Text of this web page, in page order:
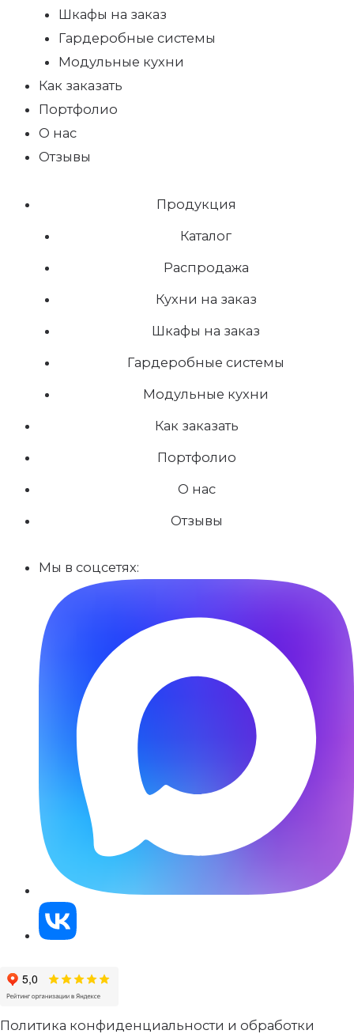
Шкафы на заказ
Гардеробные системы
Модульные кухни
Как заказать
Портфолио
О нас
Отзывы
Продукция
Каталог
Распродажа
Кухни на заказ
Шкафы на заказ
Гардеробные системы
Модульные кухни
Как заказать
Портфолио
О нас
Отзывы
Мы в соцсетях:
Политика конфиденциальности и обработки